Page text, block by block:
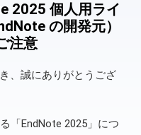
2025 個人用ライ
の開発元）
注意
、誠にありがとうござ
「EndNote 2025」につ